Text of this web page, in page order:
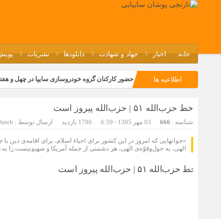
خانه اخبار جهاد و شهادت دانلودها نشریات
اطلاعیه ها حضور کارکنان گروه خودروسازی سایپا در چهل و
تجربه‌ای میدانی از صنعت برای دانش‌آموزان
مراسم گرامیداشت سالروز آزادسازی خرمشهر در
خط حزب‌الله ۵۱ | حزب‌الله پیروز است
شناسه : 666 03 مهر 1395 - 6:59 ارسال توسط :
«جوانهایی که امروز در این کشور برای احیاء اسلام، برای اقامه‌ی دین
الهی، به حول‌وقوّه‌ی الهی، هر دشمنی از جمله آمریکا و صهیونیست را به زانو